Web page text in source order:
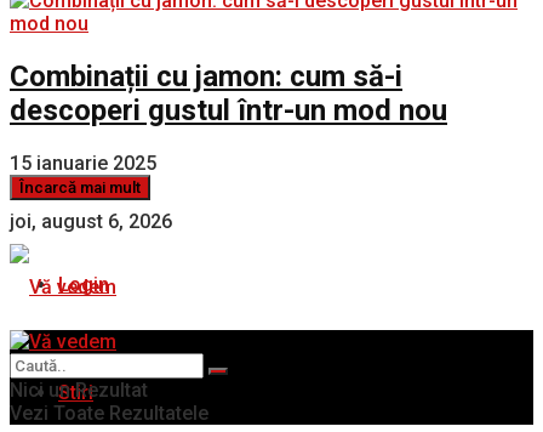
Combinații cu jamon: cum să-i
descoperi gustul într-un mod nou
15 ianuarie 2025
Încarcă mai mult
joi, august 6, 2026
Login
Stiri
Nici un Rezultat
Vezi Toate Rezultatele